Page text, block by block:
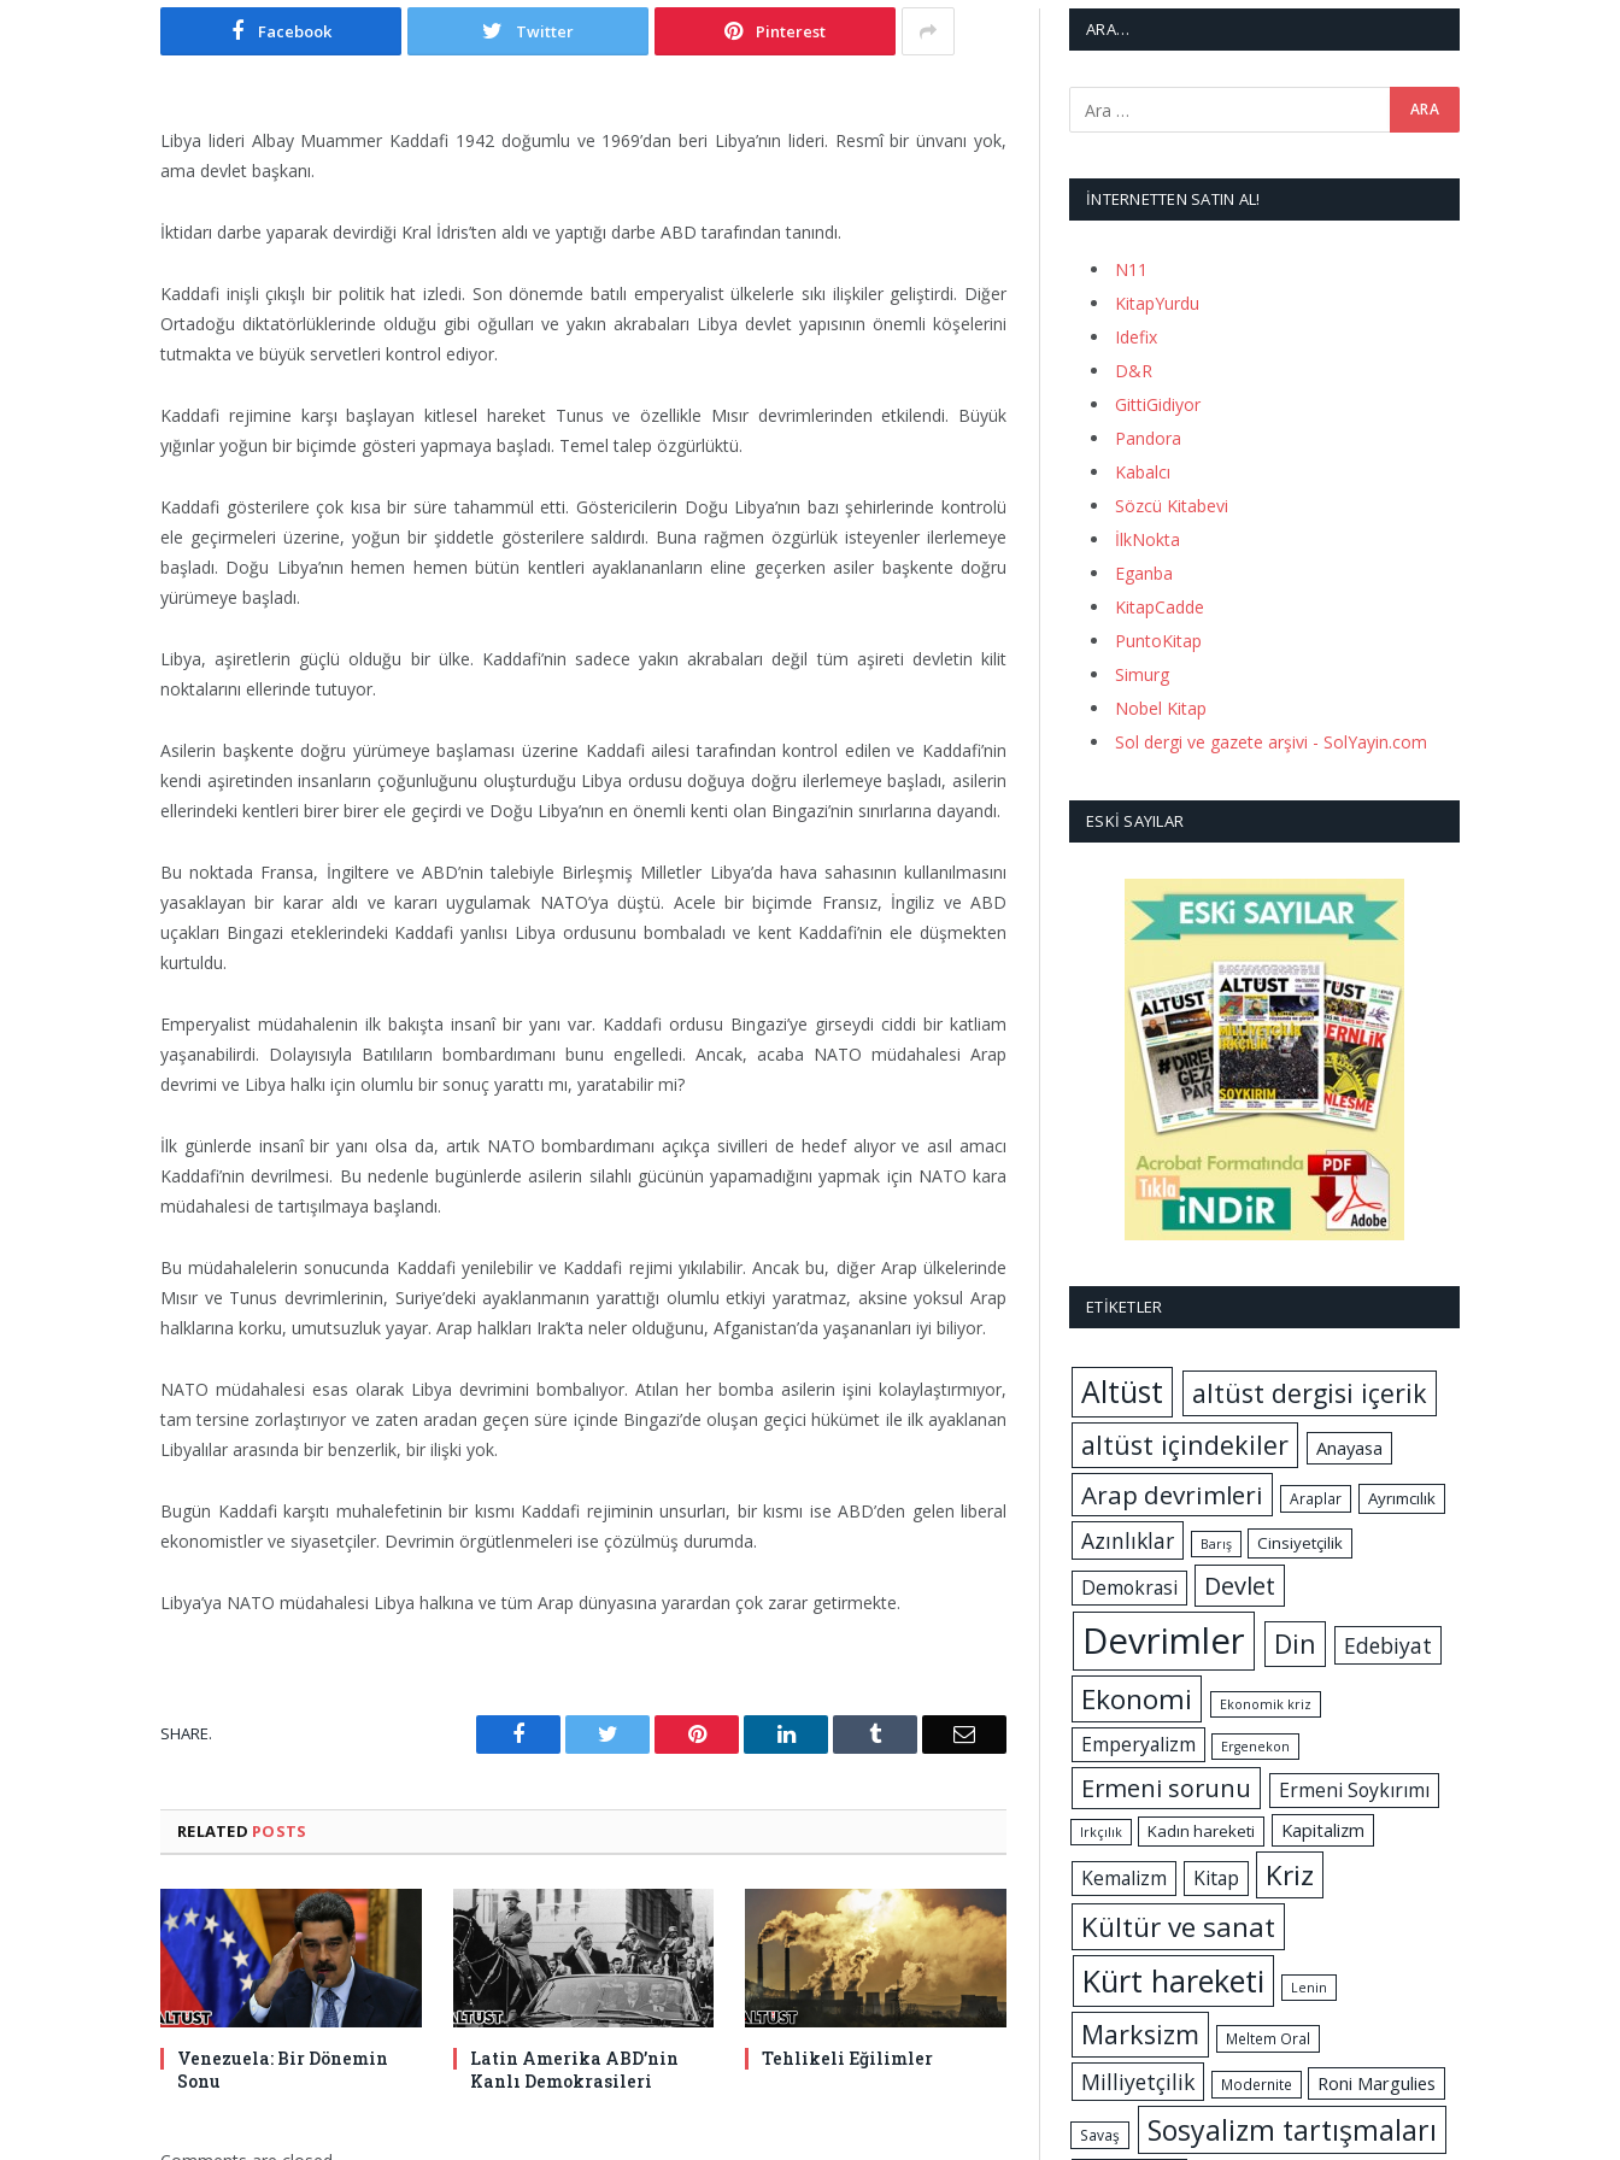
Facebook Twitter Pinterest
Libya lideri Albay Muammer Kaddafi 1942 doğumlu ve 1969’dan beri Libya’nın lideri. Resmî bir ünvanı yok,
ama devlet başkanı.
İktidarı darbe yaparak devirdiği Kral İdris’ten aldı ve yaptığı darbe ABD tarafından tanındı.
Kaddafi inişli çıkışlı bir politik hat izledi. Son dönemde batılı emperyalist ülkelerle sıkı ilişkiler geliştirdi. Diğer
Ortadoğu diktatörlüklerinde olduğu gibi oğulları ve yakın akrabaları Libya devlet yapısının önemli köşelerini
tutmakta ve büyük servetleri kontrol ediyor.
Kaddafi rejimine karşı başlayan kitlesel hareket Tunus ve özellikle Mısır devrimlerinden etkilendi. Büyük
yığınlar yoğun bir biçimde gösteri yapmaya başladı. Temel talep özgürlüktü.
Kaddafi gösterilere çok kısa bir süre tahammül etti. Göstericilerin Doğu Libya’nın bazı şehirlerinde kontrolü
ele geçirmeleri üzerine, yoğun bir şiddetle gösterilere saldırdı. Buna rağmen özgürlük isteyenler ilerlemeye
başladı. Doğu Libya’nın hemen hemen bütün kentleri ayaklananların eline geçerken asiler başkente doğru
yürümeye başladı.
Libya, aşiretlerin güçlü olduğu bir ülke. Kaddafi’nin sadece yakın akrabaları değil tüm aşireti devletin kilit
noktalarını ellerinde tutuyor.
Asilerin başkente doğru yürümeye başlaması üzerine Kaddafi ailesi tarafından kontrol edilen ve Kaddafi’nin
kendi aşiretinden insanların çoğunluğunu oluşturduğu Libya ordusu doğuya doğru ilerlemeye başladı, asilerin
ellerindeki kentleri birer birer ele geçirdi ve Doğu Libya’nın en önemli kenti olan Bingazi’nin sınırlarına dayandı.
Bu noktada Fransa, İngiltere ve ABD’nin talebiyle Birleşmiş Milletler Libya’da hava sahasının kullanılmasını
yasaklayan bir karar aldı ve kararı uygulamak NATO’ya düştü. Acele bir biçimde Fransız, İngiliz ve ABD
uçakları Bingazi eteklerindeki Kaddafi yanlısı Libya ordusunu bombaladı ve kent Kaddafi’nin ele düşmekten
kurtuldu.
Emperyalist müdahalenin ilk bakışta insanî bir yanı var. Kaddafi ordusu Bingazi’ye girseydi ciddi bir katliam
yaşanabilirdi. Dolayısıyla Batılıların bombardımanı bunu engelledi. Ancak, acaba NATO müdahalesi Arap
devrimi ve Libya halkı için olumlu bir sonuç yarattı mı, yaratabilir mi?
İlk günlerde insanî bir yanı olsa da, artık NATO bombardımanı açıkça sivilleri de hedef alıyor ve asıl amacı
Kaddafi’nin devrilmesi. Bu nedenle bugünlerde asilerin silahlı gücünün yapamadığını yapmak için NATO kara
müdahalesi de tartışılmaya başlandı.
Bu müdahalelerin sonucunda Kaddafi yenilebilir ve Kaddafi rejimi yıkılabilir. Ancak bu, diğer Arap ülkelerinde
Mısır ve Tunus devrimlerinin, Suriye’deki ayaklanmanın yarattığı olumlu etkiyi yaratmaz, aksine yoksul Arap
halklarına korku, umutsuzluk yayar. Arap halkları Irak’ta neler olduğunu, Afganistan’da yaşananları iyi biliyor.
NATO müdahalesi esas olarak Libya devrimini bombalıyor. Atılan her bomba asilerin işini kolaylaştırmıyor,
tam tersine zorlaştırıyor ve zaten aradan geçen süre içinde Bingazi’de oluşan geçici hükümet ile ilk ayaklanan
Libyalılar arasında bir benzerlik, bir ilişki yok.
Bugün Kaddafi karşıtı muhalefetinin bir kısmı Kaddafi rejiminin unsurları, bir kısmı ise ABD’den gelen liberal
ekonomistler ve siyasetçiler. Devrimin örgütlenmeleri ise çözülmüş durumda.
Libya’ya NATO müdahalesi Libya halkına ve tüm Arap dünyasına yarardan çok zarar getirmekte.
SHARE. Facebook Twitter Pinterest LinkedIn Tumblr Email
RELATED POSTS
Venezuela: Bir Dönemin
Sonu
Latin Amerika ABD’nin
Kanlı Demokrasileri
Tehlikeli Eğilimler
ARA…
İNTERNETTEN SATIN AL!
N11
KitapYurdu
Idefix
D&R
GittiGidiyor
Pandora
Kabalcı
Sözcü Kitabevi
İlkNokta
Eganba
KitapCadde
PuntoKitap
Simurg
Nobel Kitap
Sol dergi ve gazete arşivi - SolYayin.com
ESKI SAYILAR
ETIKETLER
Altüst
altüst dergisi içerik
altüst içindekiler
Anayasa
Arap devrimleri Araplar Ayrımcılık
Azınlıklar Barış Cinsiyetçilik
Demokrasi Devlet
Devrimler Din Edebiyat
Ekonomi Ekonomik kriz
Emperyalizm Ergenekon
Ermeni sorunu Ermeni Soykırımı
Irkçılık Kadın hareketi Kapitalizm
Kemalizm Kitap
Kriz
Kültür ve sanat
Kürt hareketi Lenin
Marksizm Meltem Oral
Milliyetçilik Modernite Roni Margulies
Savaş Sosyalizm tartışmaları